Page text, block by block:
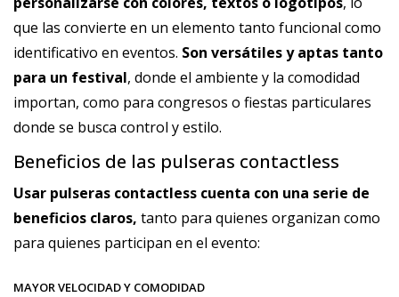
que las convierte en un elemento tanto funcional como
identificativo en eventos. Son versátiles y aptas tanto
para un festival, donde el ambiente y la comodidad
importan, como para congresos o fiestas particulares
donde se busca control y estilo.
Beneficios de las pulseras contactless
Usar pulseras contactless cuenta con una serie de
beneficios claros, tanto para quienes organizan como
para quienes participan en el evento:
MAYOR VELOCIDAD Y COMODIDAD